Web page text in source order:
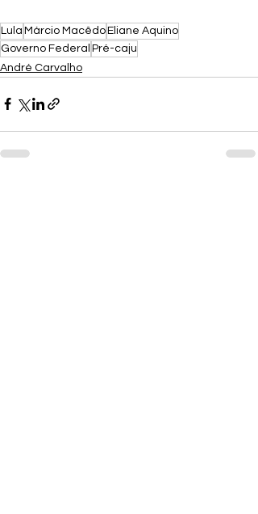
Lula Márcio MacêdoEliane Aquino
Governo Federal Pré-caju
André Carvalho